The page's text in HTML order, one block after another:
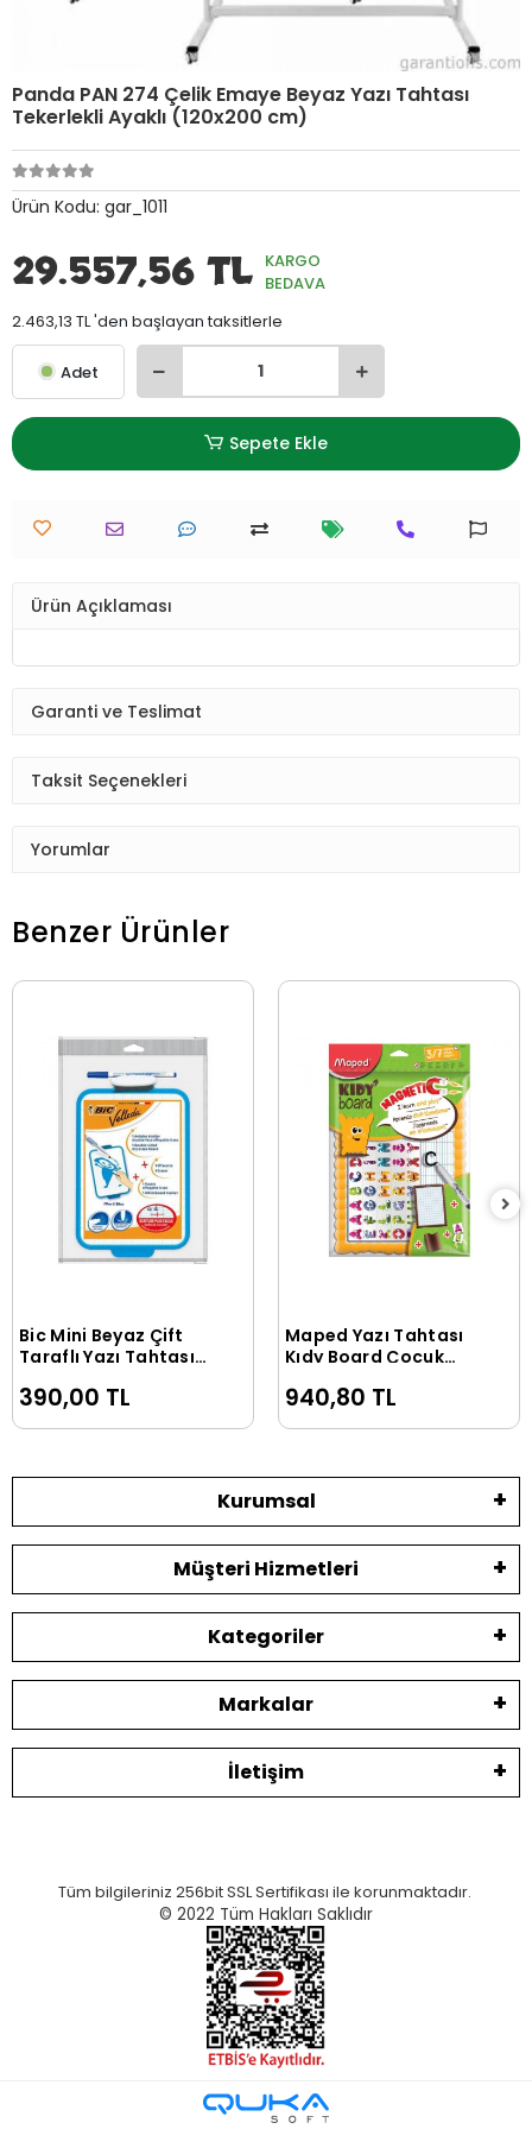
Panda PAN 274 Çelik Emaye Beyaz Yazı Tahtası
Tekerlekli Ayaklı (120x200 cm)
Ürün Kodu: gar_1011
29.557,56 TL KARGO
BEDAVA
2.463,13 TL 'den başlayan taksitlerle
Adet
Sepete Ekle
Ürün Açıklaması
Garanti ve Teslimat
Taksit Seçenekleri
Yorumlar
Benzer Ürünler
Sepete Ekle
Bic Mini Beyaz Çift
Taraflı Yazı Tahtası
Mavi + Kalem + Silgi
(841360)
390,00 TL
Sepete Ekle
Maped Yazı Tahtası
Kıdy Board Çocuk
583810
940,80 TL
Kurumsal
Müşteri Hizmetleri
Kategoriler
Markalar
İletişim
Tüm bilgileriniz 256bit SSL Sertifikası ile korunmaktadır.
© 2022 Tüm Hakları Saklıdır